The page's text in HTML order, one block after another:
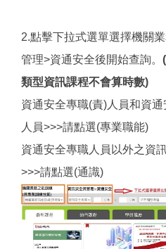
2.點擊下拉式選單選擇機關
管理>資通安全後開始查詢。
類型資訊課程不會算時數)
資通安全專職(責)人員和資
人員>>>請點選(專業職能)
資通安全專職人員以外之資
>>>請點選(通識)